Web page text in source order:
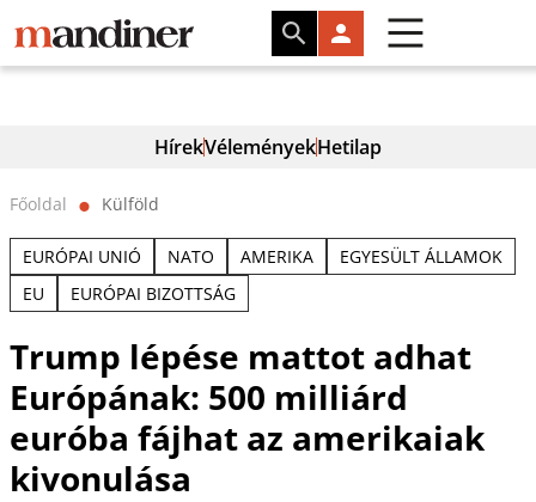
HírekVéleményekHetilap
Főoldal ⬤ Külföld
EURÓPAI UNIÓ NATO AMERIKA
EGYESÜLT ÁLLAMOK
EU
EURÓPAI BIZOTTSÁG
Trump lépése mattot adhat
Európának: 500 milliárd
euróba fájhat az amerikaiak
kivonulása